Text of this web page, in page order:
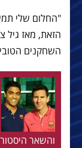
"החלום שלי
הזאת, מאז גיל
השחקנים
והשאר